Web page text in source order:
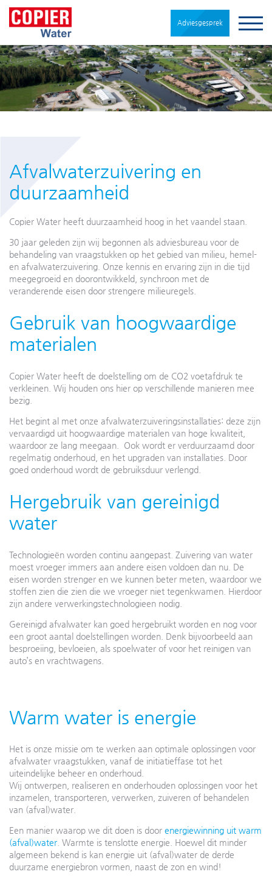
Adviesgesprek
Afvalwaterzuivering en
duurzaamheid
Copier Water heeft duurzaamheid hoog in het vaandel staan.
30 jaar geleden zijn wij begonnen als adviesbureau voor de
behandeling van vraagstukken op het gebied van milieu, hemel-
en afvalwaterzuivering. Onze kennis en ervaring zijn in die tijd
meegegroeid en doorontwikkeld, synchroon met de
veranderende eisen door strengere milieuregels.
Gebruik van hoogwaardige
materialen
Copier Water heeft de doelstelling om de CO2 voetafdruk te
verkleinen. Wij houden ons hier op verschillende manieren mee
bezig.
Het begint al met onze afvalwaterzuiveringsinstallaties: deze zijn
vervaardigd uit hoogwaardige materialen van hoge kwaliteit,
waardoor ze lang meegaan. Ook wordt er verduurzaamd door
regelmatig onderhoud, en het upgraden van installaties. Door
goed onderhoud wordt de gebruiksduur verlengd.
Hergebruik van gereinigd
water
Technologieën worden continu aangepast. Zuivering van water
moest vroeger immers aan andere eisen voldoen dan nu. De
eisen worden strenger en we kunnen beter meten, waardoor we
stoffen zien die zien die we vroeger niet tegenkwamen. Hierdoor
zijn andere verwerkingstechnologieen nodig.
Gereinigd afvalwater kan goed hergebruikt worden en nog voor
een groot aantal doelstellingen worden. Denk bijvoorbeeld aan
besproeiing, bevloeien, als spoelwater of voor het reinigen van
auto’s en vrachtwagens.
Warm water is energie
Het is onze missie om te werken aan optimale oplossingen voor
afvalwater vraagstukken, vanaf de initiatieffase tot het
uiteindelijke beheer en onderhoud.
Wij ontwerpen, realiseren en onderhouden oplossingen voor het
inzamelen, transporteren, verwerken, zuiveren of behandelen
van (afval)water.
Een manier waarop we dit doen is door energiewinning uit warm
(afval)water . Warmte is tenslotte energie. Hoewel dit minder
algemeen bekend is kan energie uit (afval)water de derde
duurzame energiebron vormen, naast de zon en wind!